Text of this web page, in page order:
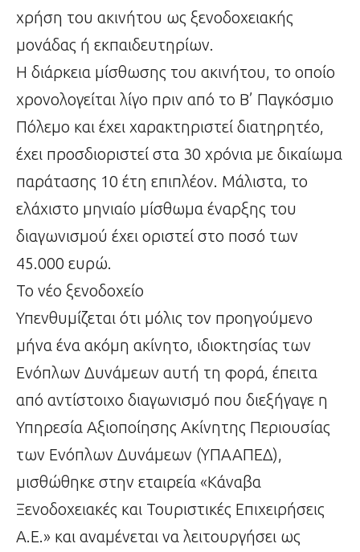
χρήση του ακινήτου ως ξενοδοχειακής
μονάδας ή εκπαιδευτηρίων.
Η διάρκεια μίσθωσης του ακινήτου, το οποίο
χρονολογείται λίγο πριν από το Β’ Παγκόσμιο
Πόλεμο και έχει χαρακτηριστεί διατηρητέο,
έχει προσδιοριστεί στα 30 χρόνια με δικαίωμα
παράτασης 10 έτη επιπλέον. Μάλιστα, το
ελάχιστο μηνιαίο μίσθωμα έναρξης του
διαγωνισμού έχει οριστεί στο ποσό των
45.000 ευρώ.
Το νέο ξενοδοχείο
Υπενθυμίζεται ότι μόλις τον προηγούμενο
μήνα ένα ακόμη ακίνητο, ιδιοκτησίας των
Ενόπλων Δυνάμεων αυτή τη φορά, έπειτα
από αντίστοιχο διαγωνισμό που διεξήγαγε η
Υπηρεσία Αξιοποίησης Ακίνητης Περιουσίας
των Ενόπλων Δυνάμεων (ΥΠΑΑΠΕΔ),
μισθώθηκε στην εταιρεία «Κάναβα
Ξενοδοχειακές και Τουριστικές Επιχειρήσεις
Α.Ε.» και αναμένεται να λειτουργήσει ως